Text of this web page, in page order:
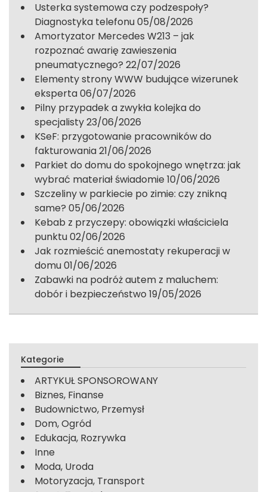
Usterka systemowa czy podzespoły?
Diagnostyka telefonu05/08/2026
Amortyzator Mercedes W213 – jak
rozpoznać awarię zawieszenia
pneumatycznego? 22/07/2026
Elementy strony WWW budujące wizerunek
eksperta06/07/2026
Pilny przypadek a zwykła kolejka do
specjalisty23/06/2026
KSeF: przygotowanie pracowników do
fakturowania21/06/2026
Parkiet do domu do spokojnego wnętrza: jak
wybrać materiał świadomie 10/06/2026
Szczeliny w parkiecie po zimie: czy znikną
same? 05/06/2026
Kebab z przyczepy: obowiązki właściciela
punktu02/06/2026
Jak rozmieścić anemostaty rekuperacji w
domu01/06/2026
Zabawki na podróż autem z maluchem:
dobór i bezpieczeństwo 19/05/2026
Kategorie
ARTYKUŁ SPONSOROWANY
Biznes, Finanse
Budownictwo, Przemysł
Dom, Ogród
Edukacja, Rozrywka
Inne
Moda, Uroda
Motoryzacja, Transport